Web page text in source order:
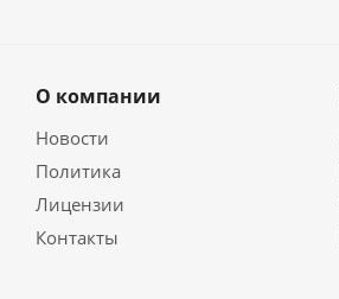
О компании
Новости
Политика
Лицензии
Контакты